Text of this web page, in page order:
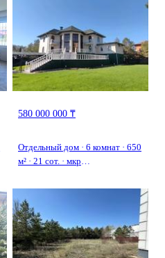
580 000 000 ₸
Отдельный дом · 6 комнат · 650
м² · 21 сот. · мкр
Ана